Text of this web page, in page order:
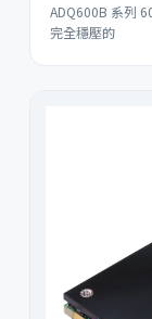
ADQ600B 系列
完全穩壓的